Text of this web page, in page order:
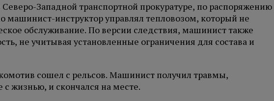
Западной транспортной прокуратуре, по распоряжению
машинист-инструктор управлял тепловозом, который не
обслуживание. По версии следствия, машинист также
не учитывая установленные ограничения для состава и
сошел с рельсов. Машинист получил травмы,
жизнью, и скончался на месте.